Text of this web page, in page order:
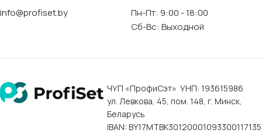
АРТИКУЛ 00300
ДЛИНА
info@profiset.by
Пн-Пт: 9:00 - 18:00
Сб-Вс: Выходной
ЧУП «ПрофиСэт» УНП: 193615986
ул. Левкова, 45, пом. 148, г. Минск,
Беларусь
IBAN: BY17MTBK30120001093300117135